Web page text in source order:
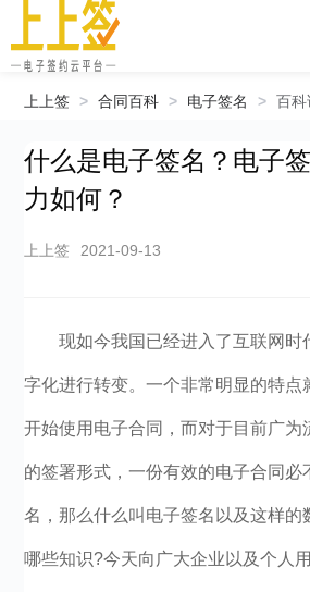
上上签 > 合同百科 > 电子签名 > 百
什么是电子签名？电子
力如何？
上上签 2021-09-13
现如今我国已经进入了互联网时
字化进行转变。一个非常明显的特点
开始使用电子合同，而对于目前广为
的签署形式，一份有效的电子合同必
名，那么什么叫电子签名以及这样的
哪些知识?今天向广大企业以及个人